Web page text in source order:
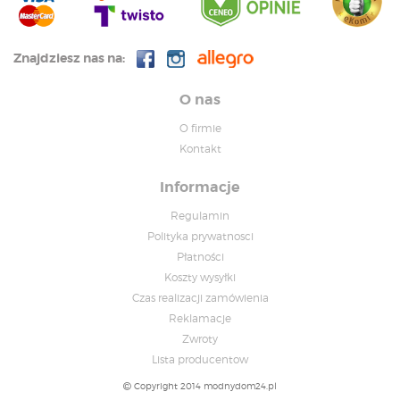
Znajdziesz nas na:
O nas
O firmie
Kontakt
Informacje
Regulamin
Polityka prywatnosci
Płatności
Koszty wysyłki
Czas realizacji zamówienia
Reklamacje
Zwroty
Lista producentow
Copyright 2014 modnydom24.pl